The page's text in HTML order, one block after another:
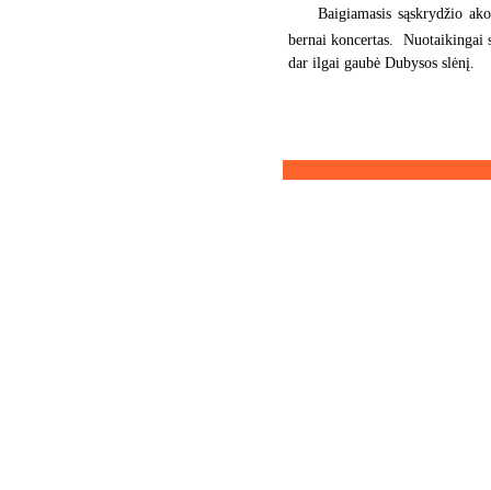
Baigiamasis sąskrydžio
bernai koncertas.
dar ilgai gaubė Dubysos slėnį.